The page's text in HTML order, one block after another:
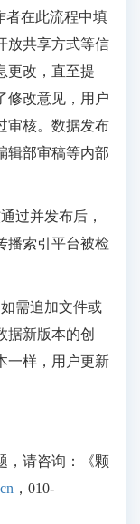
者在此流程中填
放共享方式等信
更改，直至提
修改意见，用户
审核。数据发布
辑部审稿等内部
过并发布后，
播索引平台被检
需追加文件或
据新版本的创
一样，用户更新
，请咨询：《颗
，010-